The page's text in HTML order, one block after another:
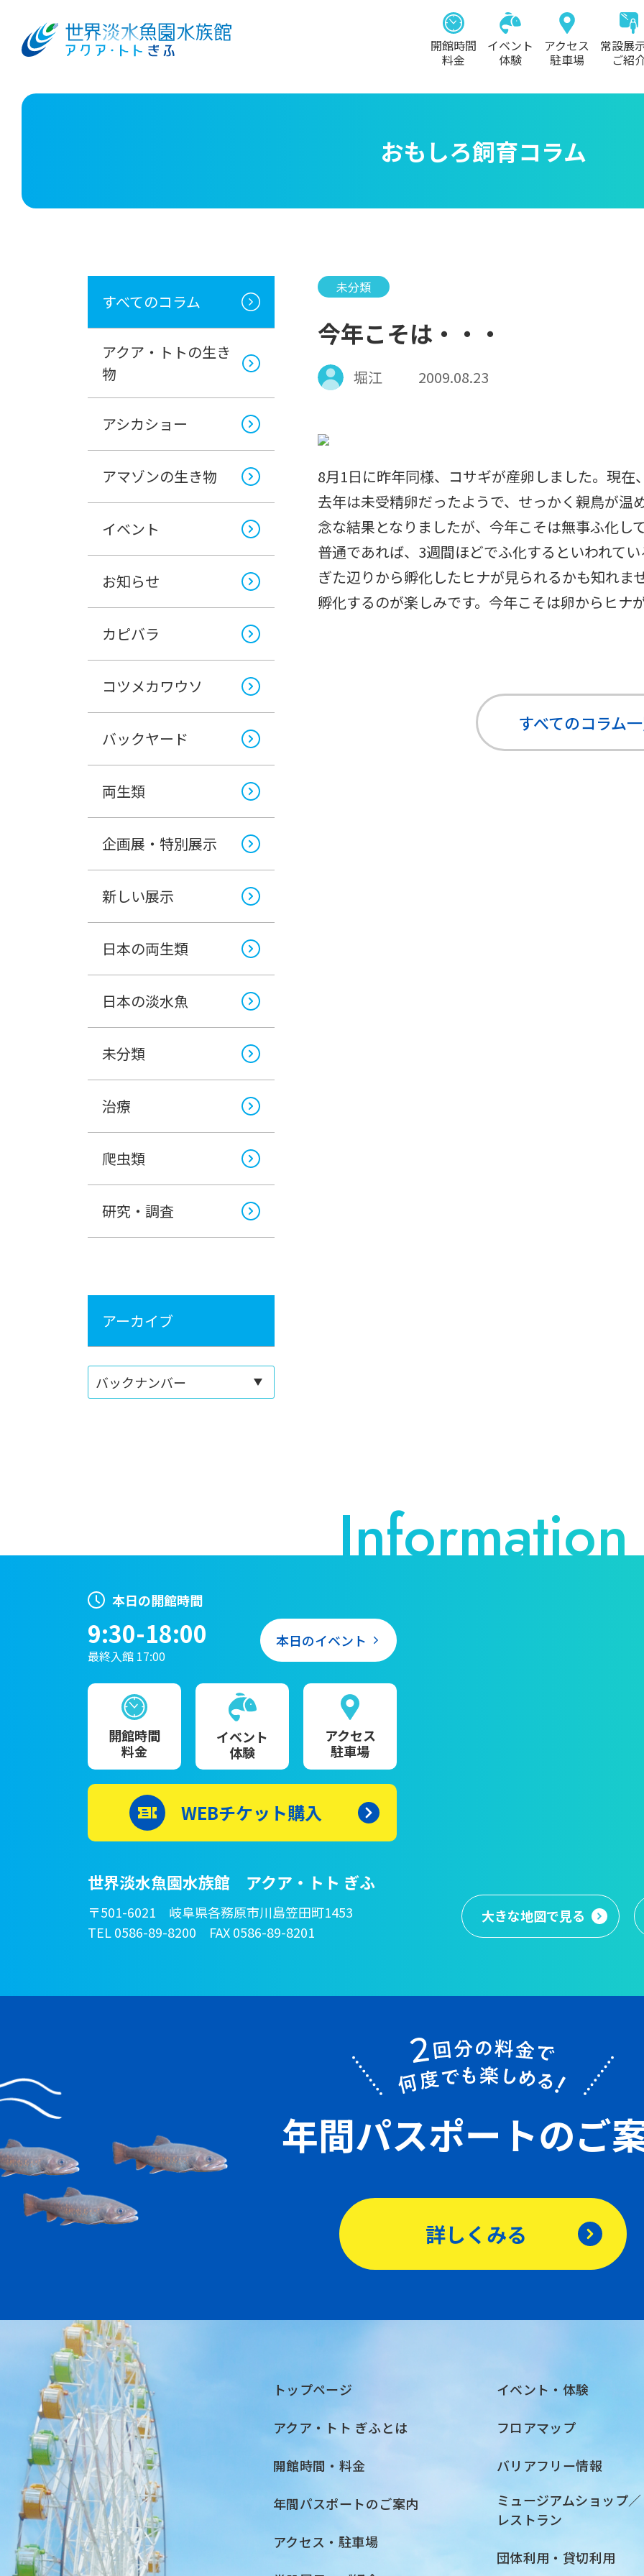
開館時間
料金
イベント
体験
アクセス
駐車場
常設展
ご紹
おもしろ飼育コラム
すべてのコラム
アクア・トトの生き
物
アシカショー
アマゾンの生き物
イベント
お知らせ
カピバラ
コツメカワウソ
バックヤード
両生類
企画展・特別展示
新しい展示
日本の両生類
日本の淡水魚
未分類
治療
爬虫類
研究・調査
アーカイブ
未分類
今年こそは・・・
堀江 2009.08.23
8月1日に昨年同様、コサギが産卵しました。現
去年は未受精卵だったようで、せっかく親鳥が温
念な結果となりましたが、今年こそは無事ふ化し
普通であれば、3週間ほどでふ化するといわれて
ぎた辺りから孵化したヒナが見られるかも知れま
孵化するのが楽しみです。今年こそは卵からヒナ
すべてのコラム
本日の開館時間
9:30-18:00
最終入館 17:00
本日のイベント
開館時間
料金
イベント
体験
アクセス
駐車場
WEBチケット購入
世界淡水魚園水族館 アクア・トト ぎふ
〒501-6021 岐阜県各務原市川島笠田町1453
TEL 0586-89-8200 FAX 0586-89-8201
大きな地図で見る
年間パスポートのご
詳しくみる
トップページ
アクア・トト ぎふとは
開館時間・料金
年間パスポートのご案内
アクセス・駐車場
イベント・体験
フロアマップ
バリアフリー情報
ミュージアムショップ／
レストラン
団体利用・貸切利用